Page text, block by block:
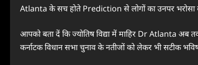
Atlanta के सच होते Prediction से लोगों का उनपर भरोसा
आपको बता दें कि ज्‍योतिष विद्या में माहिर Dr Atlanta
कर्नाटक विधान सभा चुनाव के नतीजों को लेकर भी सटीक